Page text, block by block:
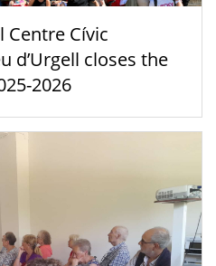
Centre Cívic
d’Urgell closes the
2026